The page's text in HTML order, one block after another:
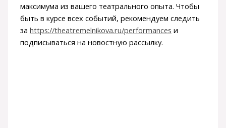
максимума из вашего театрального опыта. Чтобы
быть в курсе всех событий, рекомендуем следить
за https://theatremelnikova.ru/performances и
подписываться на новостную рассылку.